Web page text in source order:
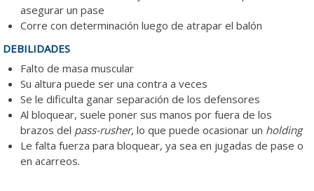
asegurar un pase
Corre con determinación luego de atrapar el balón
DEBILIDADES
Falto de masa muscular
Su altura puede ser una contra a veces
Se le dificulta ganar separación de los defensores
Al bloquear, suele poner sus manos por fuera de los
brazos del pass-rusher, lo que puede ocasionar un holding
Le falta fuerza para bloquear, ya sea en jugadas de pase o
en acarreos.